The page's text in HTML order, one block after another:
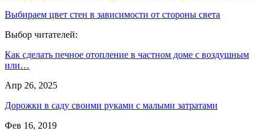
Выбираем цвет стен в зависимости от стороны света
Выбор читателей:
Как сделать печное отопление в частном доме с воздушным
или…
Апр 26, 2025
Дорожки в саду своими руками с малыми затратами
Фев 16, 2019